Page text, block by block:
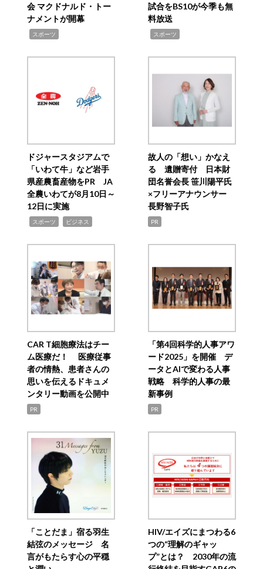
会 マクドナルド・トー
ナメントが開幕
スポーツ
試合をBS10が今季も無
料放送
スポーツ
ドジャースタジアムで
「いわて牛」など岩手
県産農畜産物をPR JA
全農いわてが8月10日～
12日に実施
スポーツ ビジネス
故人の「想い」かなえ
る 遺贈寄付 日本財
団名誉会長 笹川陽平氏
×フリーアナウンサー
長野智子氏
PR
CAR T細胞療法はチー
ム医療だ！ 医療従事
者の情熱、患者さんの
思いを伝えるドキュメ
ンタリー動画を公開中
PR
「第4回科学的人事アワ
ード2025」を開催 デ
ータとAIで変わる人事
戦略 科学的人事の最
新事例
PR
「ことだま」宿る羽生
結弦のメッセージ 名
言がもたらす心の平穏
HIV/エイズにまつわる6
つの“理解のギャッ
プ”とは？ 2030年の流